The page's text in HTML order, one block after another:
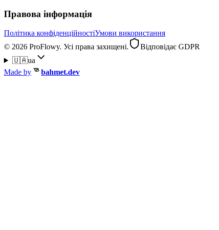
Правова інформація
Політика конфіденційностіУмови використання
© 2026 ProFlowy. Усі права захищені.
Відповідає GDPR
🇺🇦ua
Made by
bahmet.dev